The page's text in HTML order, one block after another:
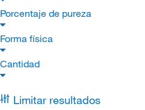
Porcentaje de pureza
Forma física
Cantidad
Limitar resultados